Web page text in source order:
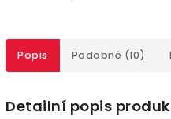
Popis Podobné (10)
Detailní popis